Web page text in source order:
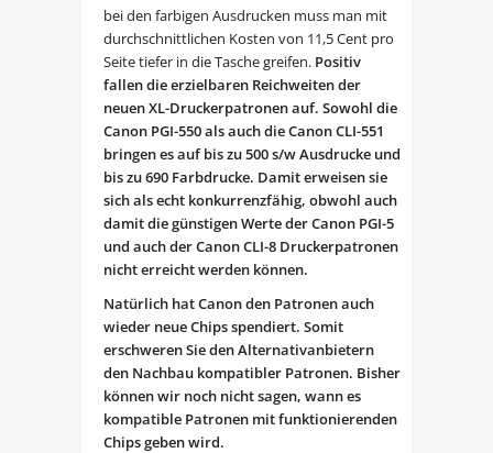
bei den farbigen Ausdrucken muss man mit
durchschnittlichen Kosten von 11,5 Cent pro
Seite tiefer in die Tasche greifen. Positiv
fallen die erzielbaren Reichweiten der
neuen XL-Druckerpatronen auf. Sowohl die
Canon PGI-550 als auch die Canon CLI-551
bringen es auf bis zu 500 s/w Ausdrucke und
bis zu 690 Farbdrucke. Damit erweisen sie
sich als echt konkurrenzfähig, obwohl auch
damit die günstigen Werte der Canon PGI-5
und auch der Canon CLI-8 Druckerpatronen
nicht erreicht werden können.
Natürlich hat Canon den Patronen auch
wieder neue Chips spendiert. Somit
erschweren Sie den Alternativanbietern
den Nachbau kompatibler Patronen. Bisher
können wir noch nicht sagen, wann es
kompatible Patronen mit funktionierenden
Chips geben wird.